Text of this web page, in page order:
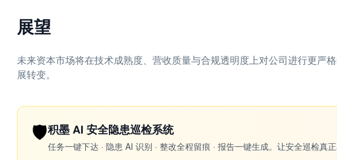
展望
未来资本市场将在技术成熟度、营收质量与合规透明度上对公司进行更严
展转变。
🛡️积墨 AI 安全隐患巡检系统
任务一键下达 · 隐患 AI 识别 · 整改全程留痕 · 报告一键生成。让安全巡检真